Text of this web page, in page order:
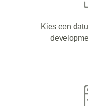
Kies een